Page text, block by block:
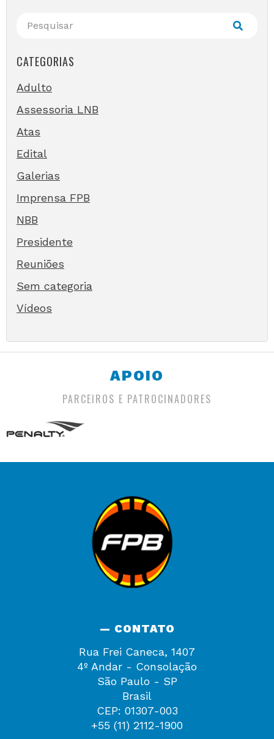
CATEGORIAS
Adulto
Assessoria LNB
Atas
Edital
Galerias
Imprensa FPB
NBB
Presidente
Reuniões
Sem categoria
Vídeos
APOIO
PARCEIROS E PATROCINADORES
— CONTATO
Rua Frei Caneca, 1407
4º Andar - Consolação
São Paulo - SP
Brasil
CEP: 01307-003
+55 (11) 2112-1900